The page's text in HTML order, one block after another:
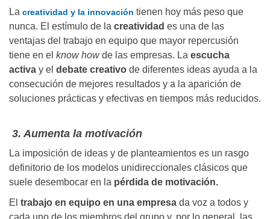
La creatividad y la innovación tienen hoy más peso que
nunca. El estímulo de la creatividad es una de las
ventajas del trabajo en equipo que mayor repercusión
tiene en el know howde las empresas. La escucha
activa y el debate creativo de diferentes ideas ayuda a la
consecución de mejores resultados y a la aparición de
soluciones prácticas y efectivas en tiempos más reducidos.
3. Aumenta la motivación
La imposición de ideas y de planteamientos es un rasgo
definitorio de los modelos unidireccionales clásicos que
suele desembocar en la pérdida de motivación.
El trabajo en equipo en una empresa da voz a todos y
cada uno de los miembros del grupo y, por lo general, las